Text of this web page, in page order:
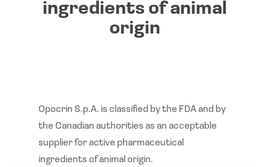
ingredients of animal
origin
Opocrin S.p.A. is classified by the FDA and by
the Canadian authorities as an acceptable
supplier for active pharmaceutical
ingredients of animal origin.